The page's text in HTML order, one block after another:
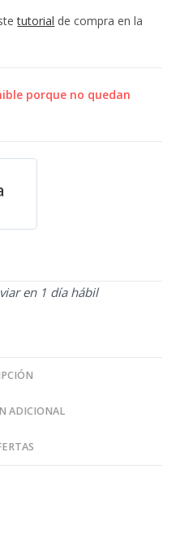
tutorial de compra en la
porque no quedan
en 1 día hábil
ADICIONAL